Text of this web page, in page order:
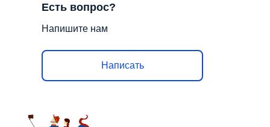
Есть вопрос?
Напишите нам
Написать